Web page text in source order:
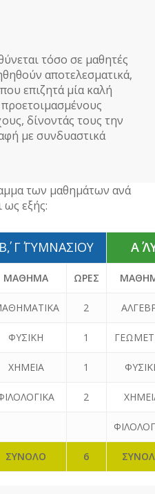
τόσο σε μαθητές
αποτελεσματικά,
επιζητά μία καλή
δίνοντάς τους την
με συνδυαστικά
των μαθημάτων ανά
ως εξής:
Β΄, Γ΄ ΓΥΜΝΑΣΙΟΥ Α΄
ΜΑΘΗΜΑ ΩΡΕΣ
2
ΦΥΣΙΚΗ 1
ΧΗΜΕΙΑ 1
2
ΣΥΝΟΛΟ 6